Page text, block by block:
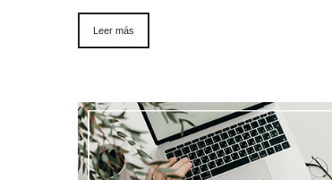
Leer más